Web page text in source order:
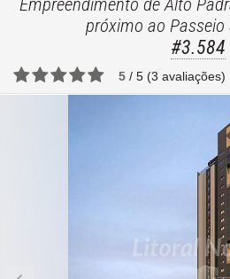
Empreendimento de Alto
próximo ao Passeio
#3.584
5 / 5 (3 avaliações)